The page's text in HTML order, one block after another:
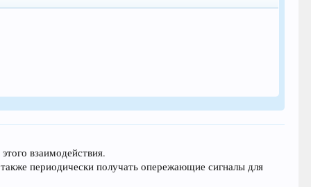
взаимодействия.
периодически получать опережающие сигналы для